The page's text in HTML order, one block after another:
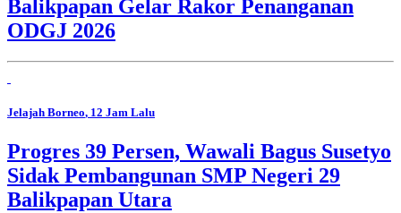
Balikpapan Gelar Rakor Penanganan
ODGJ 2026
Jelajah Borneo, 12 Jam Lalu
Progres 39 Persen, Wawali Bagus Susetyo
Sidak Pembangunan SMP Negeri 29
Balikpapan Utara